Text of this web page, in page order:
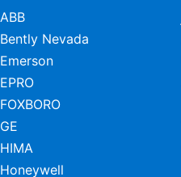
ABB
Bently Nevada
Emerson
EPRO
FOXBORO
GE
HIMA
Honeywell